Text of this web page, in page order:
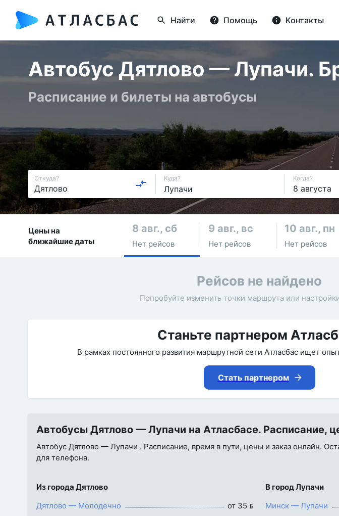
Найти Помощь Контакты
Автобус Дятлово — Лупачи.
Расписание и билеты на автобусы
Откуда? Куда? Когда?
Цены на
ближайшие даты
8 авг., сб
Нет рейсов
9 авг., вс
Нет рейсов
10 авг., пн
Нет рейсов
Рейсов не найдено
Попробуйте изменить точки маршрута или
Станьте партнером
В рамках постоянного развития маршрутной сети Атласбас ищет
Стать партнером
Автобусы Дятлово — Лупачи на Атласбасе. Расписание,
Автобус Дятлово — Лупачи . Расписание, время в пути, цены и заказ онлайн.
для телефона.
Из города Дятлово
Дятлово — Молодечно
от 35 
В город Лупачи
Минск — Лупачи